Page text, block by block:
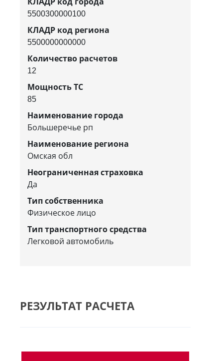
5500300000100
КЛАДР код региона
5500000000000
Количество расчетов
12
Мощность ТС
85
Наименование города
Большеречье рп
Наименование региона
Омская обл
Неограниченная страховка
Да
Тип собственника
Физическое лицо
Тип транспортного средства
Легковой автомобиль
РЕЗУЛЬТАТ РАСЧЕТА